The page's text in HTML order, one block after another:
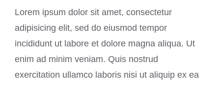
Lorem ipsum dolor sit amet, consectetur
adipisicing elit, sed do eiusmod tempor
incididunt ut labore et dolore magna aliqua. Ut
enim ad minim veniam. Quis nostrud
exercitation ullamco laboris nisi ut aliquip ex ea